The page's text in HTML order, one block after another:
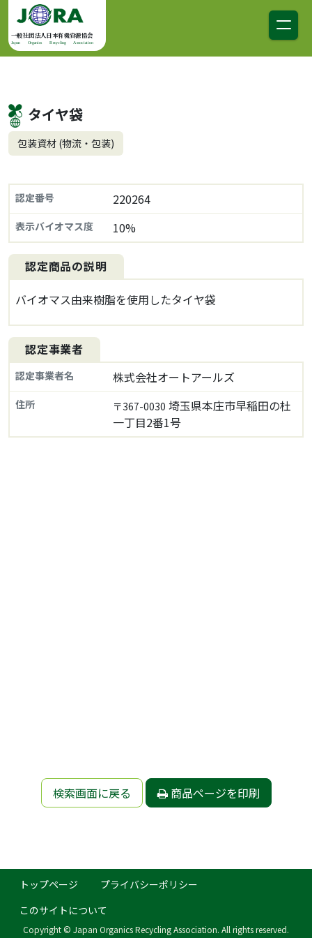
コンテンツへスキップ
メインナビゲーション
一般社団法人日本有機資源協会
Japan Organics Recycling Association
タイヤ袋
包装資材 (物流・包装)
認定番号 220264
表示バイオマス度 10%
認定商品の説明
バイオマス由来樹脂を使用したタイヤ袋
認定事業者
認定事業者名 株式会社オートアールズ
住所 〒367-0030 埼玉県本庄市早稲田の杜
一丁目2番1号
検索画面に戻る 商品ページを印刷
トップページ
プライバシーポリシー
このサイトについて
Copyright © Japan Organics Recycling Association. All rights reserved.